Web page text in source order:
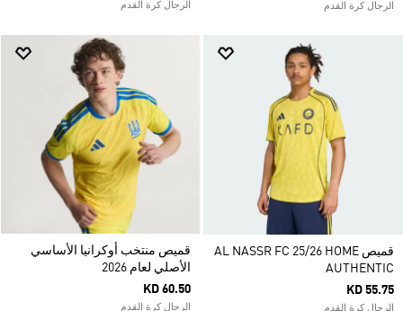
الرجال كرة القدم الرجال كرة القدم
قميص AL NASSR FC 25/26 HOME
AUTHENTIC
KD 55.75
الرجال كرة القدم
قميص منتخب أوكرانيا الأساسي
الأصلي لعام 2026
KD 60.50
الرجال كرة القدم